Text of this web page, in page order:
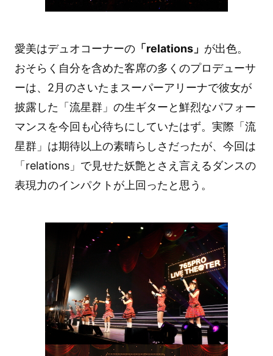
愛美はデュオコーナーの「relations」 が出色。
おそらく自分を含めた客席の多くのプロデューサ
ーは、2月のさいたまスーパーアリーナで彼女が
披露した「流星群」の生ギターと鮮烈なパフォー
マンスを今回も心待ちにしていたはず。実際「流
星群」は期待以上の素晴らしさだったが、今回は
「relations」で見せた妖艶とさえ言えるダンスの
表現力のインパクトが上回ったと思う。